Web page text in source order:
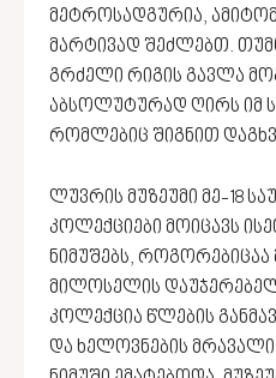
მეტროსადგურია,
მარტივად შეძლებთ.
გრძელი რიგის გავლა
აბსოლუტურად ღირს იმ
რომლებიც შიგნით
ლუვრის მუზეუმი მე-18
კოლექციები მოიცავს
ნიმუშებს, როგორებიცაა
მილოსელის
კოლექცია წლების
და ხელოვნების მრავალი